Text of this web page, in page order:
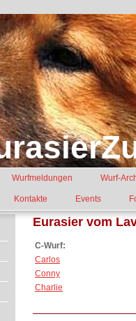
Wurfmeldungen Wurf-
Kontakte Events
Eurasier vom
C-Wurf:
Carlos
Conny
Charlie